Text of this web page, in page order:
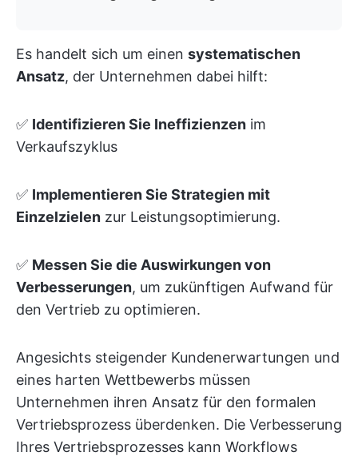
Es handelt sich um einen systematischen
Ansatz, der Unternehmen dabei hilft:
✅ Identifizieren Sie Ineffizienzen im
Verkaufszyklus
✅ Implementieren Sie Strategien mit
Einzelzielen zur Leistungsoptimierung.
✅ Messen Sie die Auswirkungen von
Verbesserungen, um zukünftigen Aufwand für
den Vertrieb zu optimieren.
Angesichts steigender Kundenerwartungen und
eines harten Wettbewerbs müssen
Unternehmen ihren Ansatz für den formalen
Vertriebsprozess überdenken. Die Verbesserung
Ihres Vertriebsprozesses kann Workflows